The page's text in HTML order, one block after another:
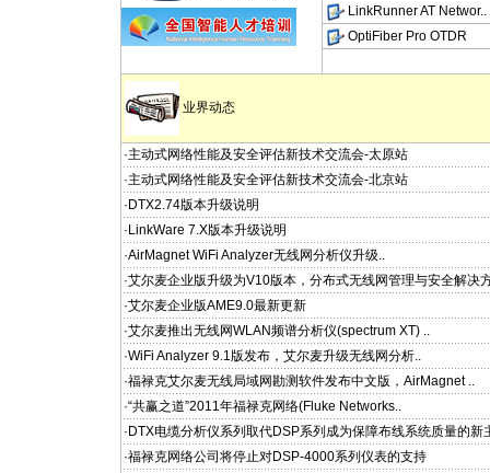
LinkRunner AT Networ..
OptiFiber Pro OTDR
业界动态
·主动式网络性能及安全评估新技术交流会-太原站
·主动式网络性能及安全评估新技术交流会-北京站
·DTX2.74版本升级说明
·LinkWare 7.X版本升级说明
·AirMagnet WiFi Analyzer无线网分析仪升级..
·艾尔麦企业版升级为V10版本，分布式无线网管理与安全解决
·艾尔麦企业版AME9.0最新更新
·艾尔麦推出无线网WLAN频谱分析仪(spectrum XT) ..
·WiFi Analyzer 9.1版发布，艾尔麦升级无线网分析..
·福禄克艾尔麦无线局域网勘测软件发布中文版，AirMagnet ..
·“共赢之道”2011年福禄克网络(Fluke Networks..
·DTX电缆分析仪系列取代DSP系列成为保障布线系统质量的新
·福禄克网络公司将停止对DSP-4000系列仪表的支持